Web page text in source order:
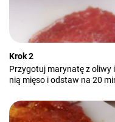
Krok 2
Przygotuj marynatę z oliwy
nią mięso i odstaw na 20